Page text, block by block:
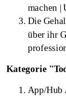
machen |
Die
über ihr
Kategorie
App/Hub